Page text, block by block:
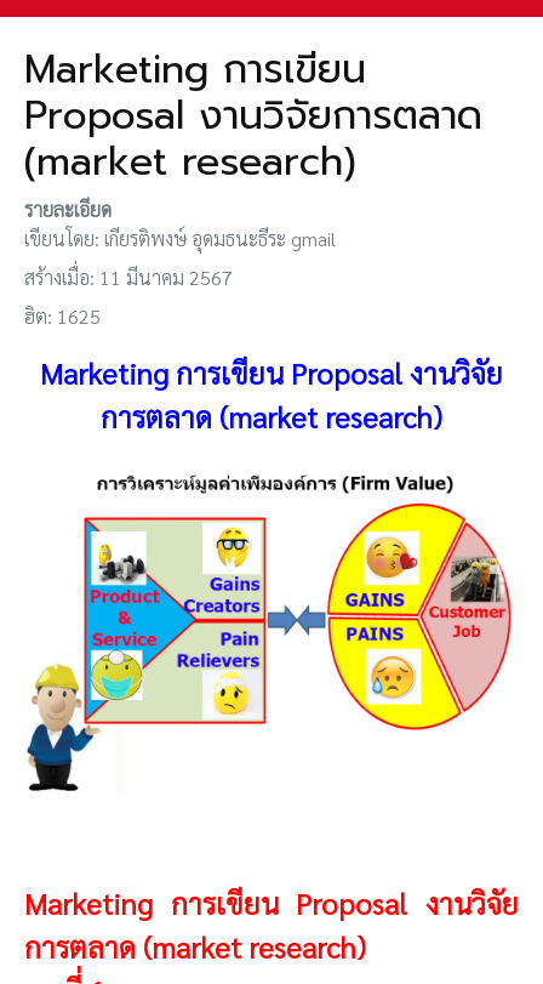
Marketing การเขียน
Proposal งานวิจัยการตลาด
(market research)
รายละเอียด
เขียนโดย: เกียรติพงษ์ อุดมธนะธีระ gmail
สร้างเมื่อ: 11 มีนาคม 2567
ฮิต: 1625
Marketing การเขียน Proposal งานวิจัย
การตลาด (market research)
Marketing การเขียน Proposal งานวิจัย
การตลาด (market research)